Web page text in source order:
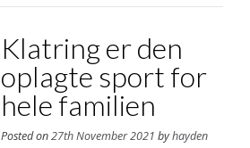
Klatring er den
oplagte sport for
hele familien
Posted on27th November 2021 byhayden